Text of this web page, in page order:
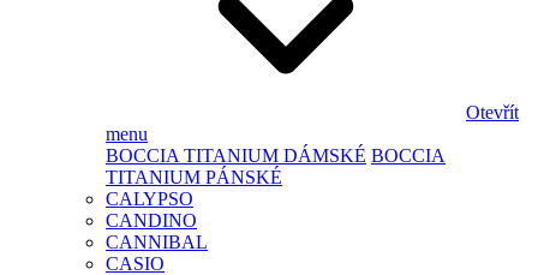
Otevřít
menu
BOCCIA TITANIUM DÁMSKÉ BOCCIA
TITANIUM PÁNSKÉ
CALYPSO
CANDINO
CANNIBAL
CASIO